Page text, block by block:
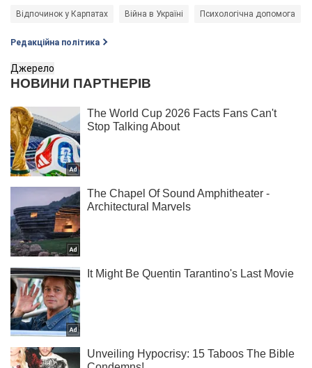
Відпочинок у Карпатах Війна в Україні Психологічна допомога
Редакційна політика
Джерело